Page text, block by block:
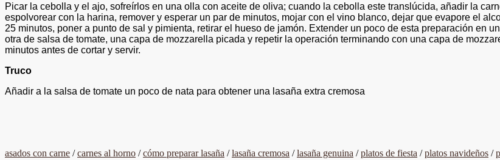
Picar la cebolla y el ajo, sofreírlos en una olla con aceite de oliva; cuando la cebolla este translúcida, añadir la
espolvorear con la harina, remover y esperar un par de minutos, mojar con el vino blanco, dejar que evapore el
25 minutos, poner a punto de sal y pimienta, retirar el hueso de jamón. Extender un poco de esta preparación en
otra de salsa de tomate, una capa de mozzarella picada y repetir la operación terminando con una capa de
minutos antes de cortar y servir.
Truco
Añadir a la salsa de tomate un poco de nata para obtener una lasaña extra cremosa
asados con carne /carnes al horno /cómo preparar lasaña /lasaña cremosa /lasaña genuina /platos de fiesta /platos navideños /